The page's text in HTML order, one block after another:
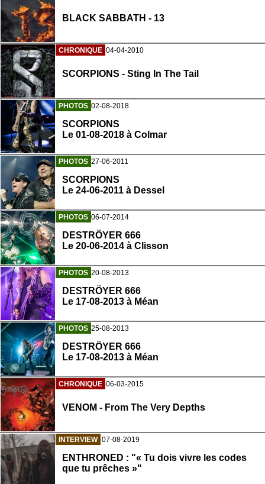
BLACK SABBATH - 13
CHRONIQUE 04-04-2010
SCORPIONS - Sting In The Tail
PHOTOS 02-08-2018
SCORPIONS
Le 01-08-2018 à Colmar
PHOTOS 27-06-2011
SCORPIONS
Le 24-06-2011 à Dessel
PHOTOS 06-07-2014
DESTRÖYER 666
Le 20-06-2014 à Clisson
PHOTOS 20-08-2013
DESTRÖYER 666
Le 17-08-2013 à Méan
PHOTOS 25-08-2013
DESTRÖYER 666
Le 17-08-2013 à Méan
CHRONIQUE 06-03-2015
VENOM - From The Very Depths
INTERVIEW 07-08-2019
ENTHRONED : "« Tu dois vivre les codes
que tu prêches »"